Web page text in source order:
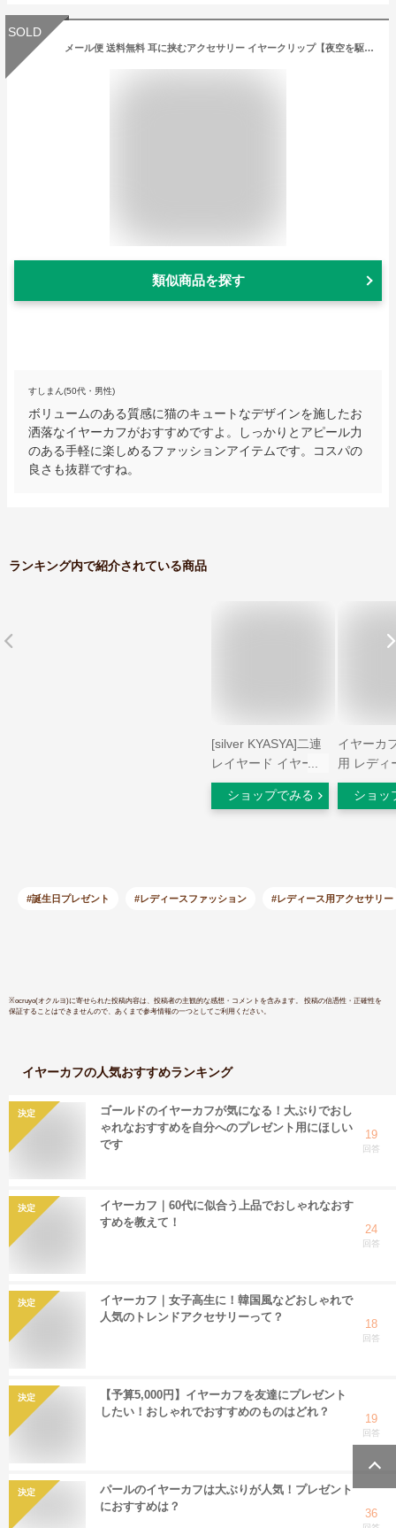
SOLD
メール便 送料無料 耳に挟むアクセサリー イヤークリップ【夜空を駆ける猫 イヤカフ イヤーカフ】幸運スター 猫ちゃん ネコ ねこ/シルバーピアス/シルバー925製/ブランドgood vibrationsピアス メンズ レディース ギフト プレゼント セカンドピアス
類似商品を探す
すしまん(50代・男性)
ボリュームのある質感に猫のキュートなデザインを施したお
洒落なイヤーカフがおすすめですよ。しっかりとアピール力
のある手軽に楽しめるファッションアイテムです。コスパの
良さも抜群ですね。
ランキング内で紹介されている商品
[silver KYASYA]二連
レイヤード イヤーカ
フ シンプル 重ね付
け ダブルライン レ
ルド 金属アレルギー
ショップでみる
イヤーカ
用 レディ
ケルフリ
しい 低
ルド イヤ
ショッ
#誕生日プレゼント #レディースファッション #レディース用アクセサリー
※ocruyo(オクルヨ)に寄せられた投稿内容は、投稿者の主観的な感想・コメントを含みます。 投稿の信憑性・正確性を
保証することはできませんので、あくまで参考情報の一つとしてご利用ください。
イヤーカフの人気おすすめランキング
決定
ゴールドのイヤーカフが気になる！大ぶりでおし
ゃれなおすすめを自分へのプレゼント用にほしい
です
19
回答
決定
イヤーカフ｜60代に似合う上品でおしゃれなおす
すめを教えて！
24
回答
決定
イヤーカフ｜女子高生に！韓国風などおしゃれで
人気のトレンドアクセサリーって？
18
回答
決定
【予算5,000円】イヤーカフを友達にプレゼント
したい！おしゃれでおすすめのものはどれ？
19
回答
決定
パールのイヤーカフは大ぶりが人気！プレゼント
におすすめは？
36